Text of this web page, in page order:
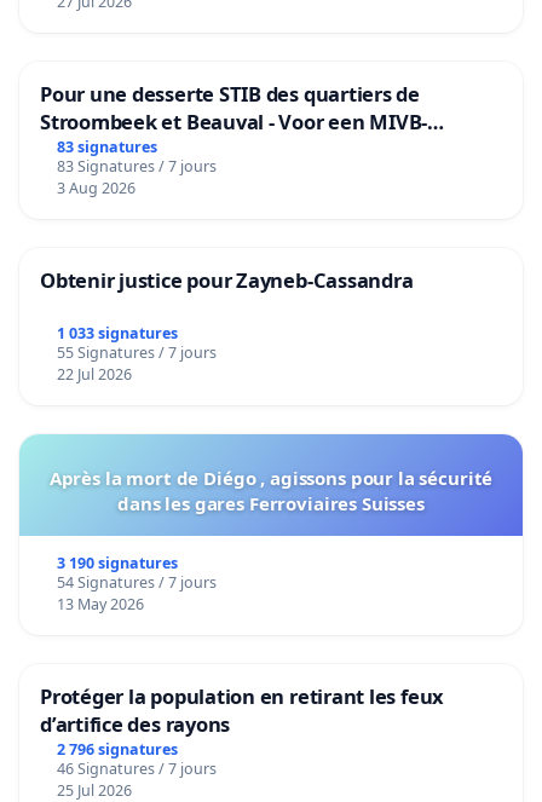
Pour une desserte STIB des quartiers de
Stroombeek et Beauval - Voor een MIVB-
bediening van de wijken Strombeek en Het
Voor
83 signatures
83 Signatures / 7 jours
3 Aug 2026
Obtenir justice pour Zayneb-Cassandra
1 033 signatures
55 Signatures / 7 jours
22 Jul 2026
Après la mort de Diégo , agissons pour la sécurité
dans les gares Ferroviaires Suisses
3 190 signatures
54 Signatures / 7 jours
13 May 2026
Protéger la population en retirant les feux
d’artifice des rayons
2 796 signatures
46 Signatures / 7 jours
25 Jul 2026